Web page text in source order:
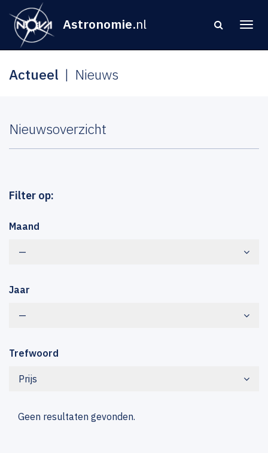
Astronomie.nl
Actueel Nieuws
Nieuwsoverzicht
Filter op:
Maand
—
Jaar
—
Trefwoord
Prijs
Geen resultaten gevonden.